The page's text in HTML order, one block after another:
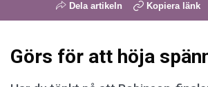
Dela artikeln Kopiera länk
Görs för att höja